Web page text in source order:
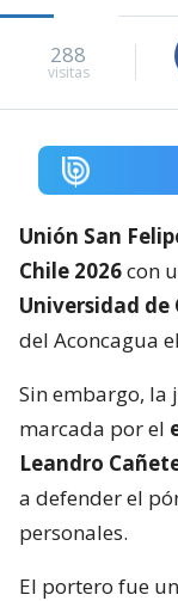
288
visitas
Unión San
Chile 2026con
Universidad de
del Aconcagua
Sin embargo, la
marcada por el
Leandro
a defender el
personales.
El portero fue